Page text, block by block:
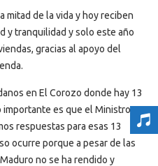
mitad de la vida y hoy reciben
y tranquilidad y solo este año
gracias al apoyo del
en El Corozo donde hay 13
importante es que el Ministro
respuestas para esas 13
ocurre porque a pesar de las
no se ha rendido y